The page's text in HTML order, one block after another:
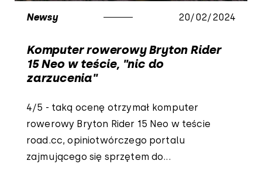
Newsy 20/02/2024
Komputer rowerowy Bryton Rider
15 Neo w teście, "nic do
zarzucenia"
4/5 - taką ocenę otrzymał komputer
rowerowy Bryton Rider 15 Neo w teście
road.cc, opiniotwórczego portalu
zajmującego się sprzętem do...